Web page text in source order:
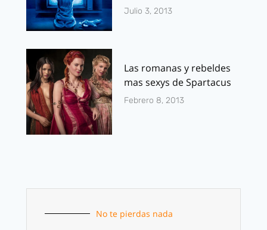
Julio 3, 2013
Las romanas y rebeldes
mas sexys de Spartacus
Febrero 8, 2013
No te pierdas nada